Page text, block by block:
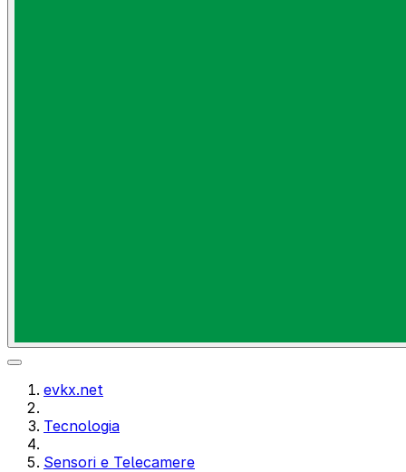
evkx.net
Tecnologia
Sensori e Telecamere